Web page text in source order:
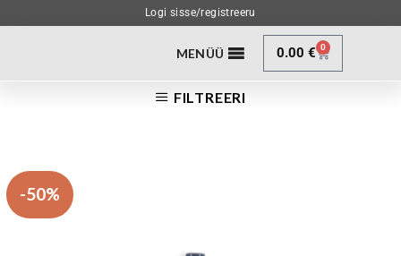
Logi sisse/registreeru
MENÜÜ 0.00€ 0
FILTREERI
-50%